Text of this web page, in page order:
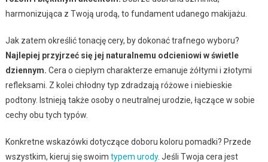
harmonizująca z Twoją urodą, to fundament udanego makijażu.
Jak zatem określić tonację cery, by dokonać trafnego wyboru?
Najlepiej przyjrzeć się jej naturalnemu odcieniowi w świetle
dziennym. Cera o ciepłym charakterze emanuje żółtymi i złotymi
refleksami. Z kolei chłodny typ zdradzają różowe i niebieskie
podtony. Istnieją także osoby o neutralnej urodzie, łączące w sobie
cechy obu tych typów.
Konkretne wskazówki dotyczące doboru koloru pomadki? Przede
wszystkim, kieruj się swoim typem urody. Jeśli Twoja cera jest